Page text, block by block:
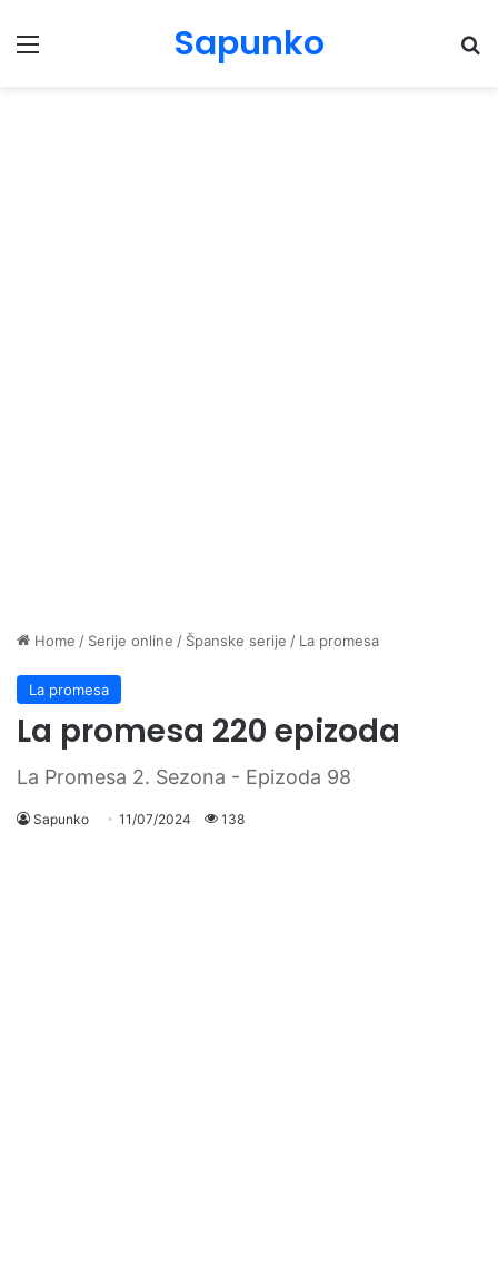
Menu Sapunko
Home / Serije online / Španske serije / La promesa
La promesa
La promesa 220 epizoda
La Promesa 2. Sezona - Epizoda 98
Sapunko 11/07/2024 138